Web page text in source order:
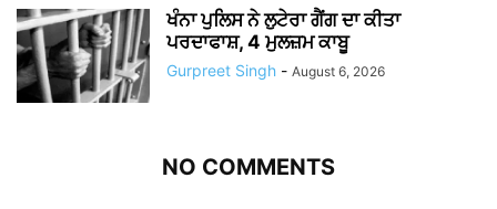
ਖੰਨਾ ਪੁਲਿਸ ਨੇ ਲੁਟੇਰਾ ਗੈਂਗ ਦਾ ਕੀਤਾ
ਪਰਦਾਫਾਸ਼, 4 ਮੁਲਜ਼ਮ ਕਾਬੂ
Gurpreet Singh - August 6, 2026
NO COMMENTS